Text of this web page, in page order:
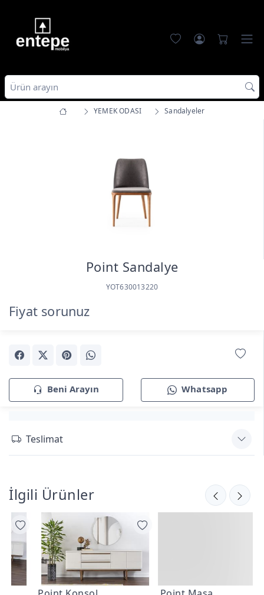
YEMEK ODASI Sandalyeler
Point Sandalye
YOT630013220
Fiyat sorunuz
Beni Arayın Whatsapp
Teslimat
İlgili Ürünler